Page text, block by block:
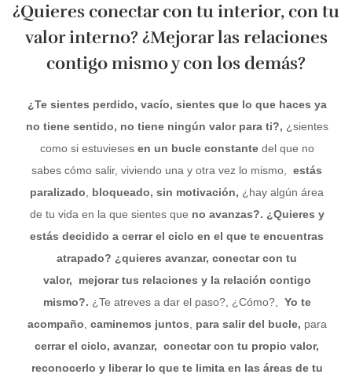
¿Quieres conectar con tu interior, con tu
valor interno? ¿Mejorar las relaciones
contigo mismo y con los demás?
¿Te sientes perdido, vacío, sientes que lo que haces ya
no tiene sentido, no tiene ningún valor para ti?, ¿sientes
como si estuvieses en un bucle constantedel que no
sabes cómo salir, viviendo una y otra vez lo mismo, estás
paralizado, bloqueado, sin motivación, ¿hay algún área
de tu vida en la que sientes que no avanzas?. ¿Quieres y
estás decidido a cerrar el ciclo en el que te encuentras
atrapado? ¿quieres avanzar, conectar con tu
valor,
mejorar tus relaciones y la relación contigo
mismo?. ¿Te atreves a dar el paso?, ¿Cómo?, Yo te
acompaño, caminemos juntos, para salir del bucle, para
cerrar el ciclo, avanzar, conectar con tu propio valor,
reconocerlo y liberar lo que te limita en las áreas de tu